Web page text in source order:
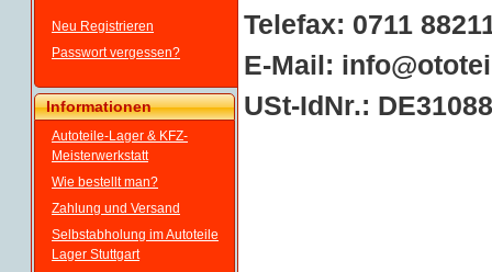
Neu Registrieren
Passwort vergessen?
Informationen
Autoteile-Lager & KFZ-
Meisterwerkstatt
Wie bestellt man?
Zahlung und Versand
Selbstabholung im Autoteile
Lager Stuttgart
Telefax: 0711
E-Mail:
USt-IdNr.: